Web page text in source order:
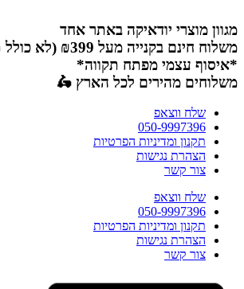
לתוכן
מגוון מוצרי יודאיקה באתר אחד
משלוח חינם בקנייה מעל ₪399 (לא כולל תמונות)
*איסוף עצמי מפתח תקווה*
משלוחים מהירים לכל הארץ 🛵
שלח ווצאפ
050-9997396
תקנון ומדיניות הפרטיות
הצהרת נגישות
צור קשר
שלח ווצאפ
050-9997396
תקנון ומדיניות הפרטיות
הצהרת נגישות
צור קשר